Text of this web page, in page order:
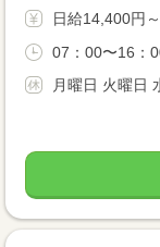
日給14,400円～
07：00〜16：
月曜日 火曜日